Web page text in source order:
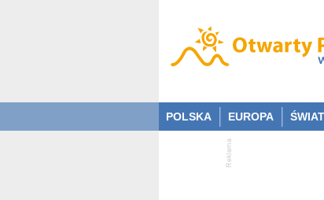
POLSKA EUROPA ŚWIAT